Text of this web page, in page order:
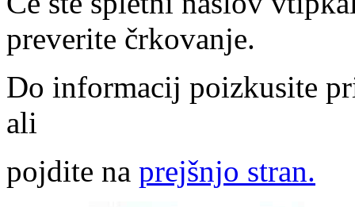
preverite črkovanje.
Do informacij poizkusite
ali
pojdite na prejšnjo stran.